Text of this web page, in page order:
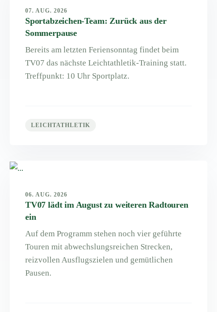
07. AUG. 2026
Sportabzeichen-Team: Zurück aus der
Sommerpause
Bereits am letzten Feriensonntag findet beim
TV07 das nächste Leichtathletik-Training statt.
Treffpunkt: 10 Uhr Sportplatz.
LEICHTATHLETIK
06. AUG. 2026
TV07 lädt im August zu weiteren Radtouren
ein
Auf dem Programm stehen noch vier geführte
Touren mit abwechslungsreichen Strecken,
reizvollen Ausflugszielen und gemütlichen
Pausen.